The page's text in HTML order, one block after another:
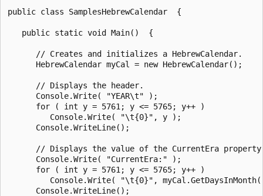
public class SamplesHebrewCalendar  {
   public static void Main()  {
      // Creates and initializes a HebrewCalendar.
      HebrewCalendar myCal = new HebrewCalendar();
      // Displays the header.
      Console.Write( "YEAR\t" );
      for ( int y = 5761; y <= 5765; y++ )
         Console.Write( "\t{0}", y );
      Console.WriteLine();
// Displays the value of the CurrentEra
      Console.Write( "CurrentEra:" );
      for ( int y = 5761; y <= 5765; y++ )
Console.Write( "\t{0}",
      Console.WriteLine();